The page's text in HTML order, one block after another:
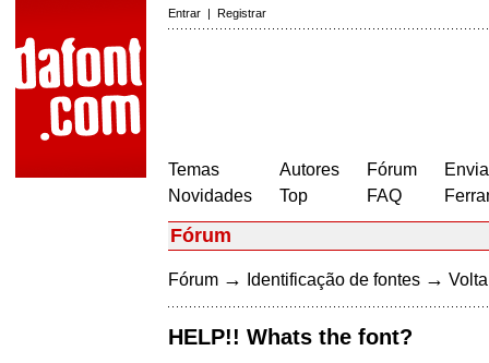
Entrar | Registrar
Temas
Novidades
Autores
Top
Fórum
FAQ
Fórum
Fórum → Identificação de fontes →
HELP!! Whats the font?